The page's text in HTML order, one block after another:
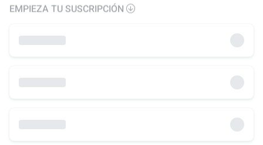
EMPIEZA TU SUSCRIPCIÓN